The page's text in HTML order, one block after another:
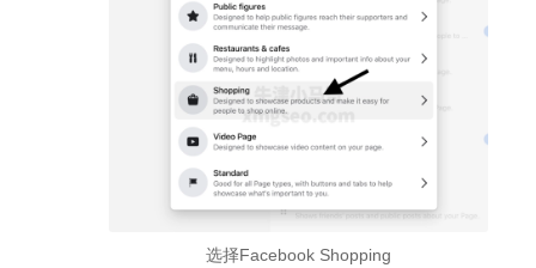
选择Facebook Shopping